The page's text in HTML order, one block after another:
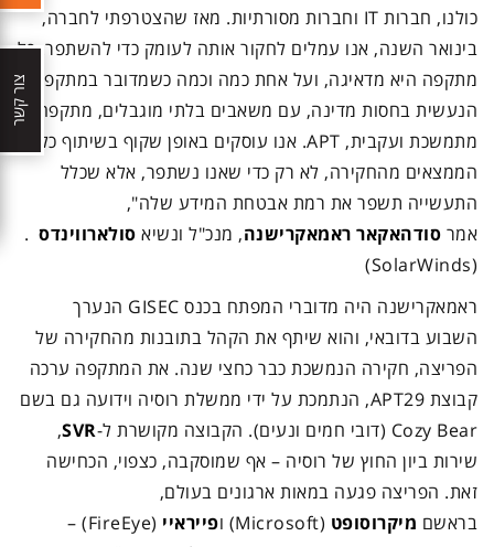
כולנו, חברות IT וחברות מסורתיות. מאז שהצטרפתי לחברה,
בינואר השנה, אנו עמלים לחקור אותה לעומק כדי להשתפר. כל
מתקפה היא מדאיגה, ועל אחת כמה וכמה כשמדובר במתקפה
הנעשית בחסות מדינה, עם משאבים בלתי מוגבלים, מתקפה
מתמשכת ועקבית, APT. אנו עוסקים באופן שקוף בשיתוף כלל
הממצאים מהחקירה, לא רק כדי שאנו נשתפר, אלא שכלל
התעשייה תשפר את רמת אבטחת המידע שלה",
אמר סודהאקאר ראמאקרישנה, מנכ"ל ונשיא סולארווינדס .
(SolarWinds)
ראמאקרישנה היה מדוברי המפתח בכנס GISEC הנערך
השבוע בדובאי, והוא שיתף את הקהל בתובנות מהחקירה של
הפריצה, חקירה הנמשכת כבר כחצי שנה. את המתקפה ערכה
קבוצת APT29, הנתמכת על ידי ממשלת רוסיה וידועה גם בשם
Cozy Bear (דובי חמים ונעים). הקבוצה מקושרת ל-
SVR
,
שירות ביון החוץ של רוסיה – אף שמוסקבה, כצפוי, הכחישה
זאת. הפריצה פגעה במאות ארגונים בעולם,
בראשם מיקרוסופט (Microsoft) ו פייראיי
(FireEye) –
צור קשר